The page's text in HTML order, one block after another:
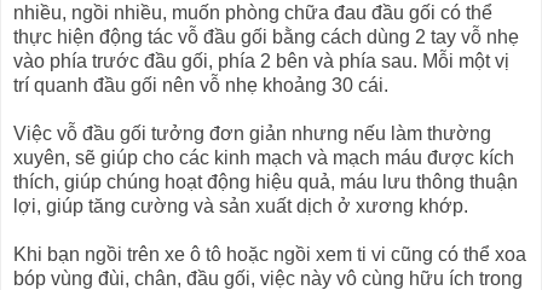
nhiều, ngồi nhiều, muốn phòng chữa đau đầu gối có thể
thực hiện động tác vỗ đầu gối bằng cách dùng 2 tay vỗ nhẹ
vào phía trước đầu gối, phía 2 bên và phía sau. Mỗi một vị
trí quanh đầu gối nên vỗ nhẹ khoảng 30 cái.
Việc vỗ đầu gối tưởng đơn giản nhưng nếu làm thường
xuyên, sẽ giúp cho các kinh mạch và mạch máu được kích
thích, giúp chúng hoạt động hiệu quả, máu lưu thông thuận
lợi, giúp tăng cường và sản xuất dịch ở xương khớp.
Khi bạn ngồi trên xe ô tô hoặc ngồi xem ti vi cũng có thể xoa
bóp vùng đùi, chân, đầu gối, việc này vô cùng hữu ích trong